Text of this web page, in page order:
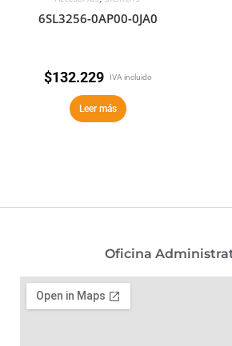
6SL3256-0AP00-0JA0
$132.229 IVA incluido
Leer más
Oficina